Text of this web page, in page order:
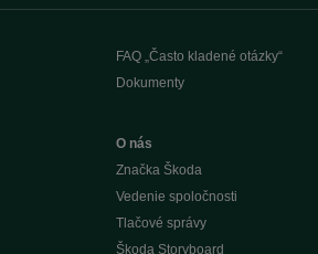
FAQ „Často kladené otázky“
Dokumenty
O nás
Značka Škoda
Vedenie spoločnosti
Tlačové správy
Škoda Storyboard